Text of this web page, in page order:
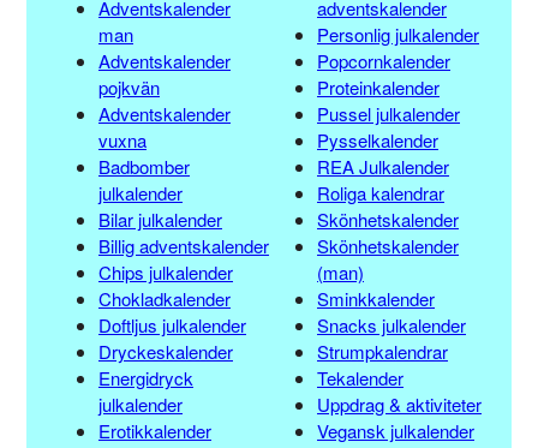
Adventskalender
man
Adventskalender
pojkvän
Adventskalender
vuxna
Badbomber
julkalender
Bilar julkalender
Billig adventskalender
Chips julkalender
Chokladkalender
Doftljus julkalender
Dryckeskalender
Energidryck
julkalender
Erotikkalender
adventskalender
Personlig julkalender
Popcornkalender
Proteinkalender
Pussel julkalender
Pysselkalender
REA Julkalender
Roliga kalendrar
Skönhetskalender
Skönhetskalender
(man)
Sminkkalender
Snacks julkalender
Strumpkalendrar
Tekalender
Uppdrag & aktiviteter
Vegansk julkalender